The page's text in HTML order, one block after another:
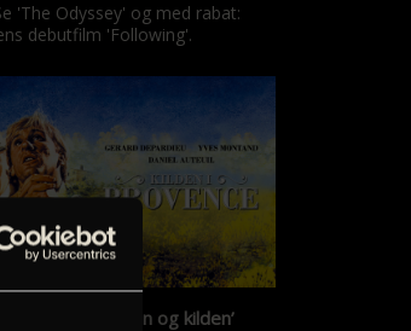
'The Odyssey' og med rabat:
debutfilm 'Following'.
& ‘Manon og kilden’